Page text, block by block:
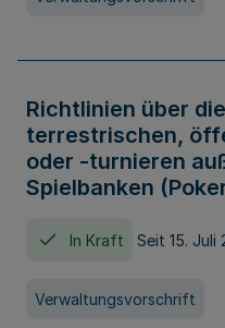
Richtlinien über
terrestrischen,
oder -turnieren
Spielbanken
In Kraft Seit 15. Juli
Verwaltungsvorschrift